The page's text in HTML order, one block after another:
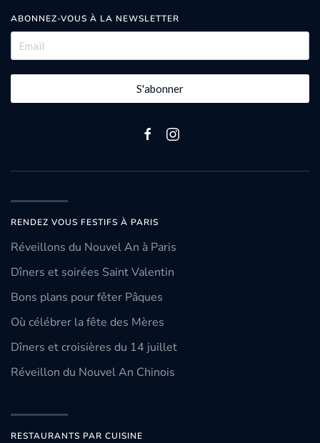
ABONNEZ-VOUS À LA NEWSLETTER
S'abonner
RENDEZ VOUS FESTIFS À PARIS
Réveillons du Nouvel An à Paris
Dîners et soirées Saint Valentin
Bons plans pour fêter Pâques
Où célébrer la fête des Mères
Dîners et croisières du 14 juillet
Réveillon du Nouvel An Chinois
RESTAURANTS PAR CUISINE